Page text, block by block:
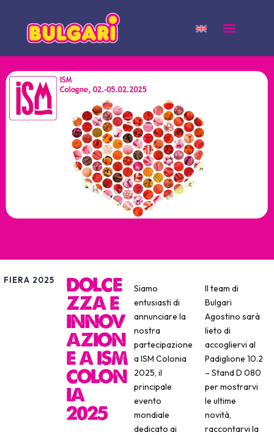
FIERA 2025 DOLCE
ZZA E
INNOV
AZION
E A ISM
COLON
IA
2025
Siamo
entusiasti di
annunciare la
nostra
partecipazione
a ISM Colonia
2025, il
principale
evento
mondiale
dedicato ai
Il team di
Bulgari
Agostino sarà
lieto di
accogliervi al
Padiglione 10.2
– Stand D 080
per mostrarvi
le ultime
novità,
raccontarvi la